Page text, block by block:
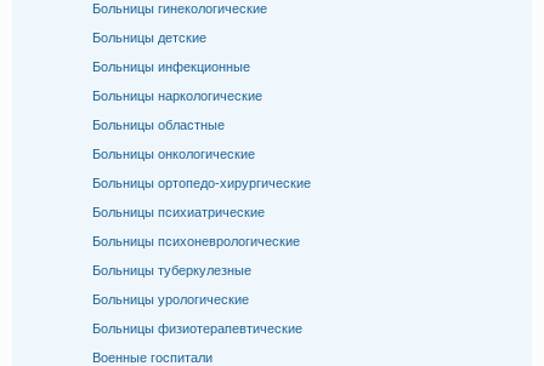
Больницы гинекологические
Больницы детские
Больницы инфекционные
Больницы наркологические
Больницы областные
Больницы онкологические
Больницы ортопедо-хирургические
Больницы психиатрические
Больницы психоневрологические
Больницы туберкулезные
Больницы урологические
Больницы физиотерапевтические
Военные госпитали